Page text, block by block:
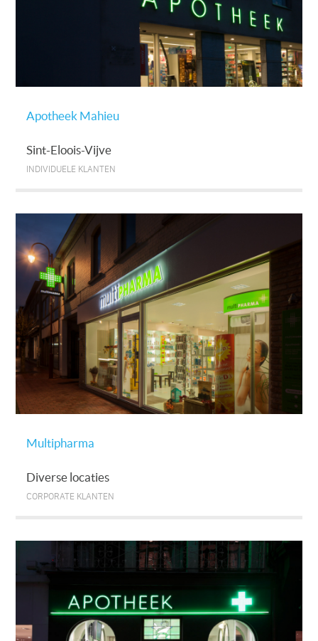
Apotheek Mahieu
Sint-Eloois-Vijve
INDIVIDUELE KLANTEN
Multipharma
Diverse locaties
CORPORATE KLANTEN